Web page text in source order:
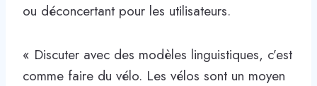
ou déconcertant pour les utilisateurs.
« Discuter avec des modèles linguistiques, c’est
comme faire du vélo. Les vélos sont un moyen